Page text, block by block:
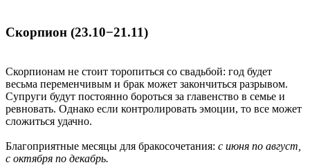
Скорпион (23.10−21.11)
Скорпионам не стоит торопиться со свадьбой: год будет
весьма переменчивым и брак может закончиться разрывом.
Супруги будут постоянно бороться за главенство в семье и
ревновать. Однако если контролировать эмоции, то все может
сложиться удачно.
Благоприятные месяцы для бракосочетания: с июня по август,
с октября по декабрь.